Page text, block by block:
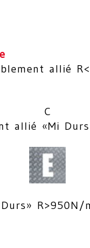
allié
C
allié «Mi
R>950N/